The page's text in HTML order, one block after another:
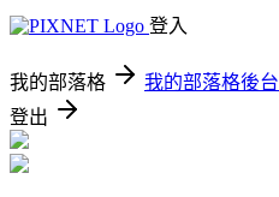
登入
我的部落格 我的部落格後台
登出